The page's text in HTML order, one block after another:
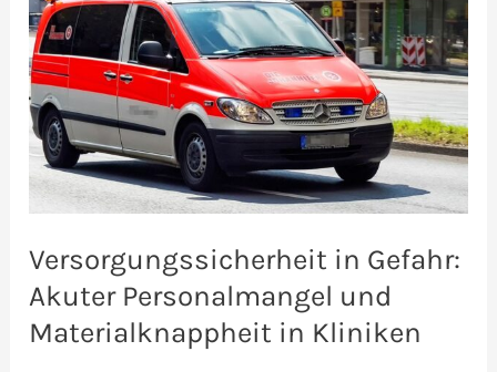
Versorgungssicherheit in Gefahr:
Akuter Personalmangel und
Materialknappheit in Kliniken